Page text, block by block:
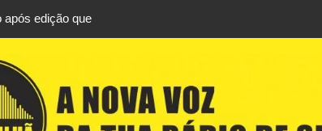
após edição que
do Arquivo
este sábado
na Covilhã este